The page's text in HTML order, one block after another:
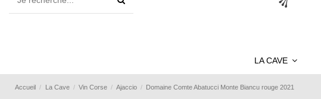
LA CAVE
Accueil La Cave Vin Corse Ajaccio Domaine Comte Abatucci Monte Biancu rouge 2021